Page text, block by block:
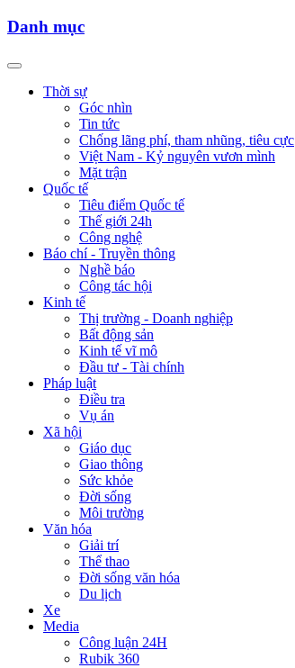
Danh mục
Thời sự
Góc nhìn
Tin tức
Chống lãng phí, tham nhũng, tiêu cực
Việt Nam - Kỷ nguyên vươn mình
Mặt trận
Quốc tế
Tiêu điểm Quốc tế
Thế giới 24h
Công nghệ
Báo chí - Truyền thông
Nghề báo
Công tác hội
Kinh tế
Thị trường - Doanh nghiệp
Bất động sản
Kinh tế vĩ mô
Đầu tư - Tài chính
Pháp luật
Điều tra
Vụ án
Xã hội
Giáo dục
Giao thông
Sức khỏe
Đời sống
Môi trường
Văn hóa
Giải trí
Thể thao
Đời sống văn hóa
Du lịch
Xe
Media
Công luận 24H
Rubik 360